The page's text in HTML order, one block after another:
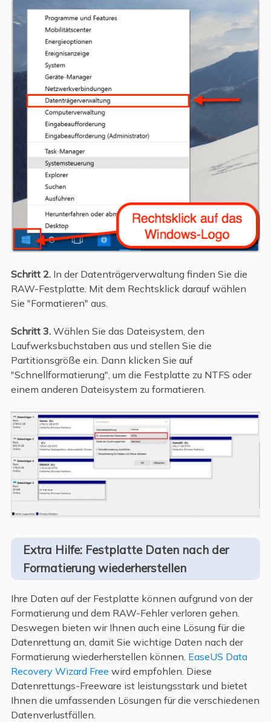
Schritt 2.In der Datenträgerverwaltung finden Sie die
RAW-Festplatte. Mit dem Rechtsklick darauf wählen
Sie "Formatieren" aus.
Schritt 3.Wählen Sie das Dateisystem, den
Laufwerksbuchstaben aus und stellen Sie die
Partitionsgröße ein. Dann klicken Sie auf
"Schnellformatierung", um die Festplatte zu NTFS oder
einem anderen Dateisystem zu formatieren.
Extra Hilfe: Festplatte Daten nach der
Formatierung wiederherstellen
Ihre Daten auf der Festplatte können aufgrund von der
Formatierung und dem RAW-Fehler verloren gehen.
Deswegen bieten wir Ihnen auch eine Lösung für die
Datenrettung an, damit Sie wichtige Daten nach der
Formatierung wiederherstellen können. EaseUS Data
Recovery Wizard Free wird empfohlen. Diese
Datenrettungs-Freeware ist leistungsstark und bietet
Ihnen die umfassenden Lösungen für die verschiedenen
Datenverlustfällen.